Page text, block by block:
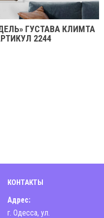
ГУСТАВА КЛИМТА
2244
КОНТАКТЫ
Адрес:
г. Одесса, ул.